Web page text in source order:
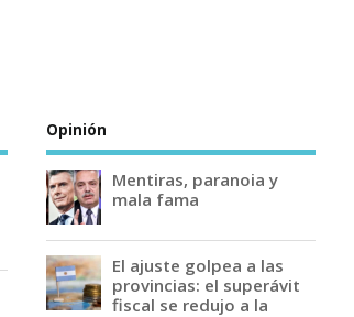
Opinión
Mentiras, paranoia y
mala fama
El ajuste golpea a las
provincias: el superávit
fiscal se redujo a la